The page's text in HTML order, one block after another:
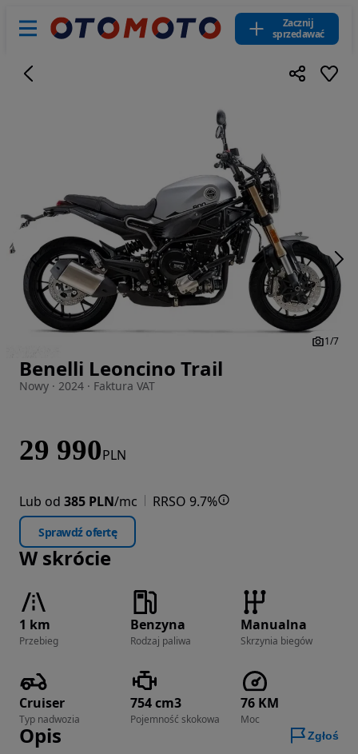
Zacznij
sprzedawać
Zdjęcie 1 z 7
1/7
Benelli Leoncino Trail
Nowy · 2024 · Faktura VAT
29 990PLN
Lub od 385 PLN/mc RRSO 9.7%
Sprawdź ofertę
W skrócie
1 km
Przebieg
Benzyna
Rodzaj paliwa
Manualna
Skrzynia biegów
Cruiser
Typ nadwozia
754 cm3
Pojemność skokowa
76 KM
Moc
Opis Zgłoś